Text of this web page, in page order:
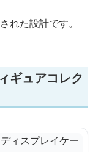
れた設計です。
ギュアコレク